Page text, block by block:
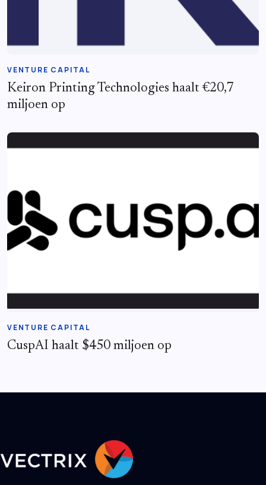
VENTURE CAPITAL
Keiron Printing Technologies haalt €20,7
miljoen op
VENTURE CAPITAL
CuspAI haalt $450 miljoen op